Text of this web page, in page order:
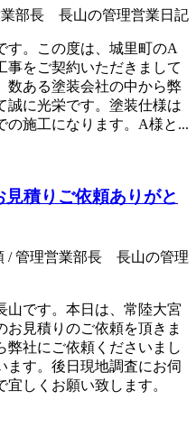
業部長 長山の管理営業日記
す。この度は、城里町のA
事をご契約いただきまして
数ある塗装会社の中から弊
誠に光栄です。塗装仕様は
の施工になります。A様と...
積りご依頼ありがと
/ 管理営業部長 長山の管理
山です。本日は、常陸大宮
見積りのご依頼を頂きま
弊社にご依頼くださいまし
ます。後日現地調査にお伺
しくお願い致します。